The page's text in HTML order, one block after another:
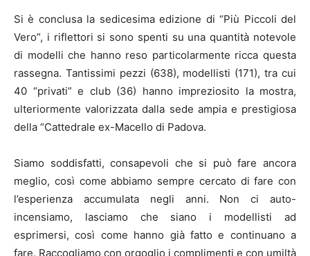
Si è conclusa la sedicesima edizione di “Più Piccoli del
Vero”, i riflettori si sono spenti su una quantità notevole
di modelli che hanno reso particolarmente ricca questa
rassegna. Tantissimi pezzi (638), modellisti (171), tra cui
40 “privati” e club (36) hanno impreziosito la mostra,
ulteriormente valorizzata dalla sede ampia e prestigiosa
della “Cattedrale ex-Macello di Padova.
Siamo soddisfatti, consapevoli che si può fare ancora
meglio, così come abbiamo sempre cercato di fare con
l’esperienza accumulata negli anni. Non ci auto-
incensiamo, lasciamo che siano i modellisti ad
esprimersi, così come hanno già fatto e continuano a
fare. Raccogliamo con orgoglio i complimenti e con umiltà